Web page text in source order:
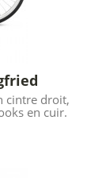
cintre droit,
en cuir.